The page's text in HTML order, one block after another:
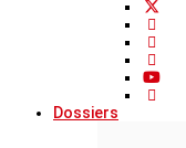
Dossiers